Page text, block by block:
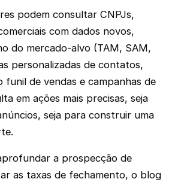
podem consultar CNPJs,
com dados novos,
do mercado-alvo (TAM, SAM,
personalizadas de contatos,
funil de vendas e campanhas de
em ações mais precisas, seja
seja para construir uma
a prospecção de
as taxas de fechamento, o blog